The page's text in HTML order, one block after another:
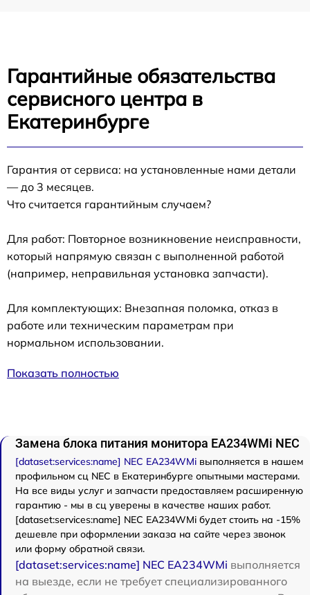
Гарантийные обязательства
сервисного центра в
Екатеринбурге
Гарантия от сервиса: на установленные нами детали
— до 3 месяцев.
Что считается гарантийным случаем?
Для работ: Повторное возникновение неисправности,
который напрямую связан с выполненной работой
(например, неправильная установка запчасти).
Для комплектующих: Внезапная поломка, отказ в
работе или техническим параметрам при
нормальном использовании.
Показать полностью
Замена блока питания монитора EA234WMi NEC
[dataset:services:name] NEC EA234WMi выполняется в нашем
профильном сц NEC в Екатеринбурге опытными мастерами.
На все виды услуг и запчасти предоставляем расширенную
гарантию - мы в сц уверены в качестве наших работ.
[dataset:services:name] NEC EA234WMi будет стоить на -15%
дешевле при оформлении заказа на сайте через звонок
или форму обратной связи.
[dataset:services:name] NEC EA234WMi выполняется
на выезде, если не требует специализированного